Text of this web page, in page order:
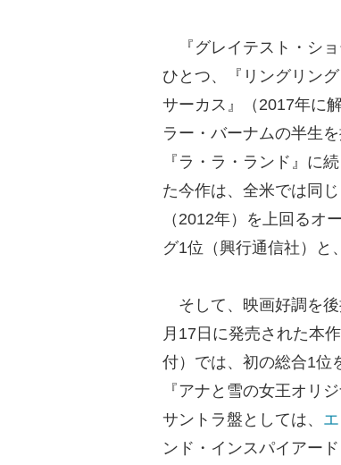
『グレイテスト・ショ
ひとつ、『リングリン
サーカス』（2017年に
ラー・バーナムの半生
『ラ・ラ・ランド』に
た今作は、全米では同
（2012年）を上回るオ
グ1位（興行通信社）と
そして、映画好調を後
月17日に発売された本
付）では、初の総合1位
『アナと雪の女王オリ
サントラ盤としては、
ンド・インスパイアー